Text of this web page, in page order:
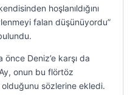
hoşlanıldığını
falan düşünüyordu”
önce Deniz’e karşı da
onun bu flörtöz
olduğunu sözlerine ekledi.